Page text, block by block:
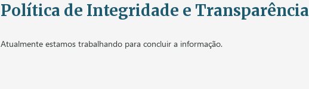
Política de Integridade e Transparência
Atualmente estamos trabalhando para concluir a informação.